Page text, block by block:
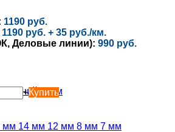
1190 руб.
1190 руб. + 35 руб./км.
Деловые линии): 990 руб.
+Купить
мм 14 мм 12 мм 8 мм 7 мм